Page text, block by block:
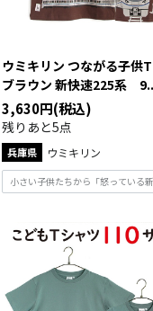
ウミキリン つながる子供
ブラウン 新快速225系
3,630円(税込)
残りあと5点
兵庫県 ウミキリン
小さい子供たちから「怒っている